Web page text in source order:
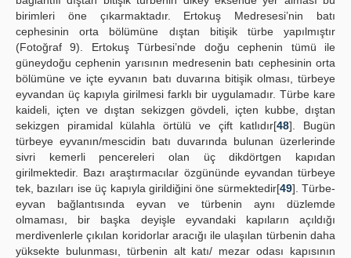
birimleri öne çıkarmaktadır. Ertokuş Medresesi’nin batı
cephesinin orta bölümüne dıştan bitişik türbe yapılmıştır
(Fotoğraf 9). Ertokuş Türbesi’nde doğu cephenin tümü ile
güneydoğu cephenin yarısının medresenin batı cephesinin orta
bölümüne ve içte eyvanın batı duvarına bitişik olması, türbeye
eyvandan üç kapıyla girilmesi farklı bir uygulamadır. Türbe kare
kaideli, içten ve dıştan sekizgen gövdeli, içten kubbe, dıştan
sekizgen piramidal külahla örtülü ve çift katlıdır[48]. Bugün
türbeye eyvanın/mescidin batı duvarında bulunan üzerlerinde
sivri kemerli pencereleri olan üç dikdörtgen kapıdan
girilmektedir. Bazı araştırmacılar özgününde eyvandan türbeye
tek, bazıları ise üç kapıyla girildiğini öne sürmektedir[49]. Türbe-
eyvan bağlantısında eyvan ve türbenin aynı düzlemde
olmaması, bir başka deyişle eyvandaki kapıların açıldığı
merdivenlerle çıkılan koridorlar aracığı ile ulaşılan türbenin daha
yüksekte bulunması, türbenin alt katı/ mezar odası kapısının